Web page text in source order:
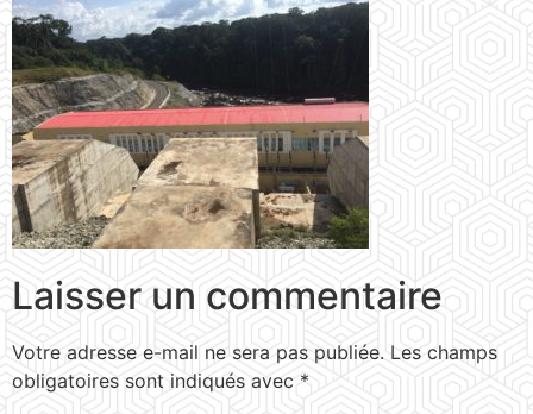
Laisser un commentaire
Votre adresse e-mail ne sera pas publiée. Les champs
obligatoires sont indiqués avec *